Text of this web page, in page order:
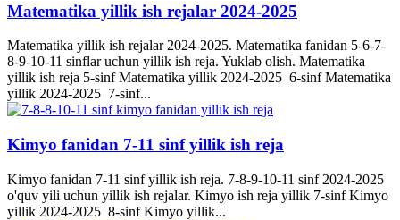
Matematika yillik ish rejalar 2024-2025
Matematika yillik ish rejalar 2024-2025. Matematika fanidan 5-6-7-
8-9-10-11 sinflar uchun yillik ish reja. Yuklab olish. Matematika
yillik ish reja 5-sinf Matematika yillik 2024-2025 6-sinf Matematika
yillik 2024-2025 7-sinf...
Kimyo fanidan 7-11 sinf yillik ish reja
Kimyo fanidan 7-11 sinf yillik ish reja. 7-8-9-10-11 sinf 2024-2025
o'quv yili uchun yillik ish rejalar. Kimyo ish reja yillik 7-sinf Kimyo
yillik 2024-2025 8-sinf Kimyo yillik...